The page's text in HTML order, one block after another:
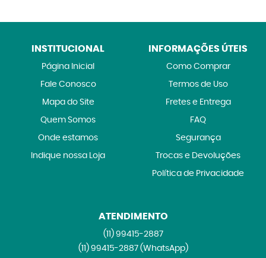
INSTITUCIONAL
Página Inicial
Fale Conosco
Mapa do Site
Quem Somos
Onde estamos
Indique nossa Loja
INFORMAÇÕES ÚTEIS
Como Comprar
Termos de Uso
Fretes e Entrega
FAQ
Segurança
Trocas e Devoluções
Política de Privacidade
ATENDIMENTO
(11)99415-2887
(11)99415-2887 (WhatsApp)